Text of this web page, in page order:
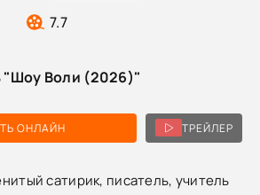
7.7
ОНЛАЙН ТРЕЙЛЕР
"Шоу Воли (2026)"
сатирик, писатель, учитель